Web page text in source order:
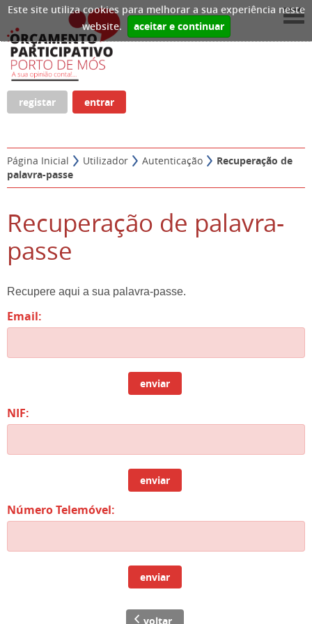
Este site utiliza cookies para melhorar a sua experiência neste
website.
aceitar e continuar
registar entrar
Página Inicial Utilizador Autenticação
Recuperação de
palavra-passe
Recuperação de palavra-
passe
Recupere aqui a sua palavra-passe.
Email:
enviar
NIF:
enviar
Número Telemóvel:
enviar
voltar